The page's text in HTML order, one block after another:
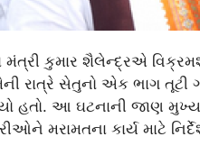
મંત્રી કુમાર શૈલેન્દ્રએ
સેતુનો એક ભાગ તૂટી
હતો. આ ઘટનાની જાણ
મરામતના કાર્ય માટે